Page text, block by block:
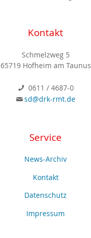
Kontakt
Schmelzweg 5
65719 Hofheim am Taunus
0611 / 4687-0
sd@drk-rmt.de
Service
News-Archiv
Kontakt
Datenschutz
Impressum